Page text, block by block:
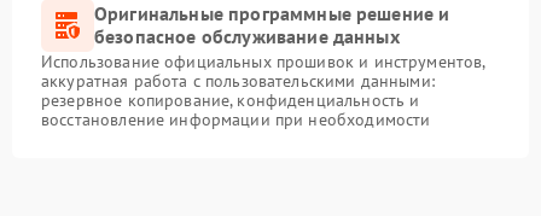
Оригинальные программные решение и
безопасное обслуживание данных
Использование официальных прошивок и инструментов,
аккуратная работа с пользовательскими данными:
резервное копирование, конфиденциальность и
восстановление информации при необходимости